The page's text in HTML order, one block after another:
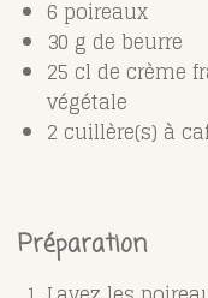
6 poireaux
30 g de beurre
25 cl de crème
végétale
2 cuillère(s) à
Préparation